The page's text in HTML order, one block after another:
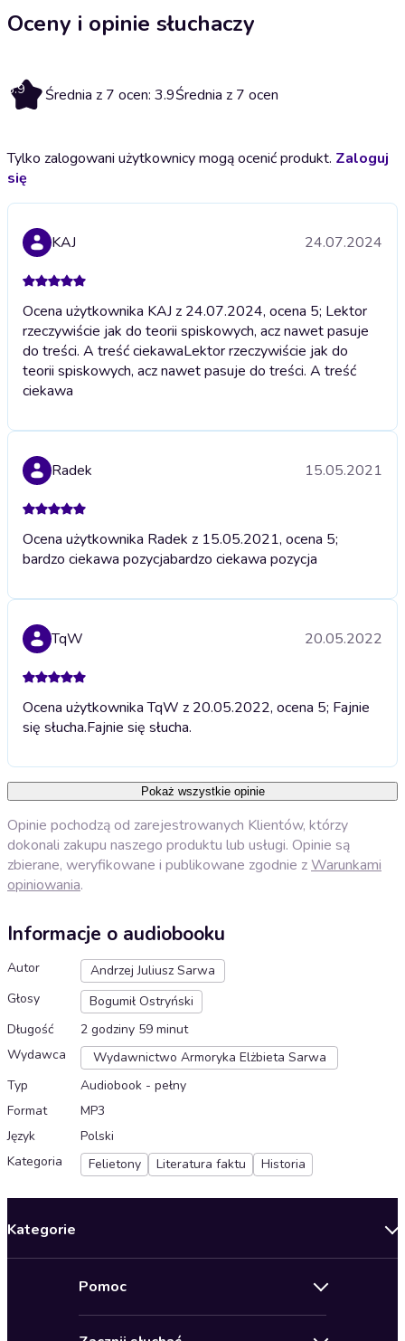
Oceny i opinie słuchaczy
3.9 Średnia z 7 ocen: 3.9Średnia z 7 ocen
Tylko zalogowani użytkownicy mogą ocenić produkt. Zaloguj
się
KAJ 24.07.2024
Ocena użytkownika KAJ z 24.07.2024, ocena 5; Lektor
rzeczywiście jak do teorii spiskowych, acz nawet pasuje
do treści. A treść ciekawaLektor rzeczywiście jak do
teorii spiskowych, acz nawet pasuje do treści. A treść
ciekawa
Radek 15.05.2021
Ocena użytkownika Radek z 15.05.2021, ocena 5;
bardzo ciekawa pozycjabardzo ciekawa pozycja
TqW 20.05.2022
Ocena użytkownika TqW z 20.05.2022, ocena 5; Fajnie
się słucha.Fajnie się słucha.
Pokaż wszystkie opinie
Opinie pochodzą od zarejestrowanych Klientów, którzy
dokonali zakupu naszego produktu lub usługi. Opinie są
zbierane, weryfikowane i publikowane zgodnie zWarunkami
opiniowania.
Informacje o audiobooku
Autor
Andrzej Juliusz Sarwa
Głosy
Bogumił Ostryński
Długość
2 godziny 59 minut
Wydawca
Wydawnictwo Armoryka Elżbieta Sarwa
Typ
Audiobook - pełny
Format
MP3
Język
Polski
Kategoria
Felietony Literatura faktu Historia
Kategorie
Pomoc